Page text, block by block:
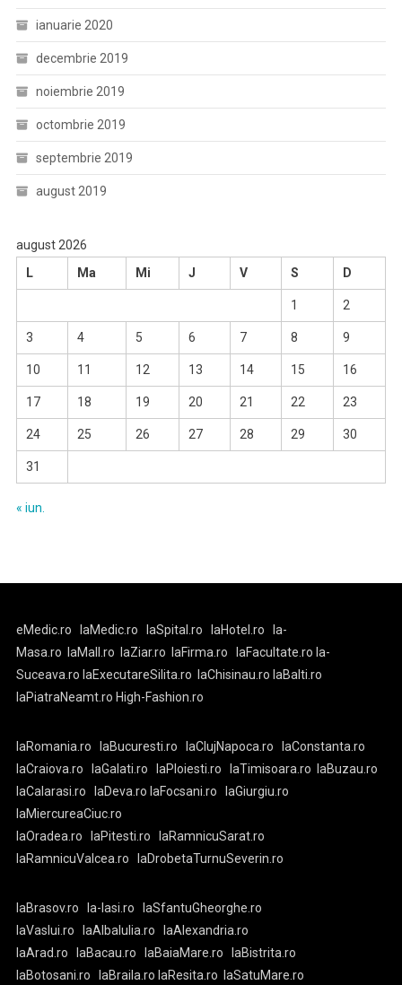
ianuarie 2020
decembrie 2019
noiembrie 2019
octombrie 2019
septembrie 2019
august 2019
august 2026
L
Ma Mi J V S D
1 2
3 4 5 6 7 8 9
10 11 12 13 14 15 16
17 18 19 20 21 22 23
24 25 26 27 28 29 30
31
« iun.
eMedic.ro laMedic.ro laSpital.ro laHotel.ro
la-
Masa.ro
laMall.ro laZiar.ro laFirma.ro laFacultate.ro la-
Suceava.ro laExecutareSilita.ro laChisinau.ro laBalti.ro
laPiatraNeamt.ro High-Fashion.ro
laRomania.ro laBucuresti.ro laClujNapoca.ro
laConstanta.ro
laCraiova.ro
laGalati.ro laPloiesti.ro laTimisoara.ro
laBuzau.ro
laCalarasi.ro
laDeva.ro laFocsani.ro
laGiurgiu.ro
laMiercureaCiuc.ro
laOradea.ro
laPitesti.ro
laRamnicuSarat.ro
laRamnicuValcea.ro
laDrobetaTurnuSeverin.ro
laBrasov.ro la-Iasi.ro
laSfantuGheorghe.ro
laVaslui.ro
laAlbaIulia.ro
laAlexandria.ro
laArad.ro
laBacau.ro laBaiaMare.ro
laBistrita.ro
laBotosani.ro
laBraila.ro laResita.ro laSatuMare.ro